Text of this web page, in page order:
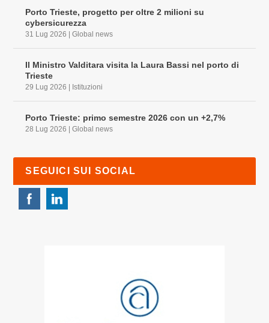
Porto Trieste, progetto per oltre 2 milioni su
cybersicurezza
31 Lug 2026 |Global news
Il Ministro Valditara visita la Laura Bassi nel porto di
Trieste
29 Lug 2026 Istituzioni
Porto Trieste: primo semestre 2026 con un +2,7%
28 Lug 2026 |Global news
SEGUICI SUI SOCIAL